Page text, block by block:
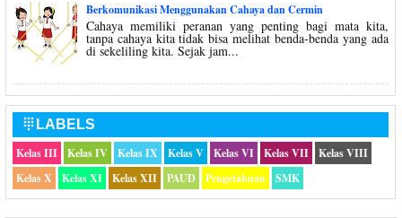
Berkomunikasi Menggunakan Cahaya dan Cermin
Cahaya memiliki peranan yang penting bagi mata kita,
tanpa cahaya kita tidak bisa melihat benda-benda yang ada
di sekeliling kita. Sejak jam...
 LABELS
Kelas III
Kelas IV Kelas IX Kelas V Kelas VI Kelas VII
Kelas VIII
Kelas X
Kelas XI Kelas XII PAUD Pengetahuan SMK